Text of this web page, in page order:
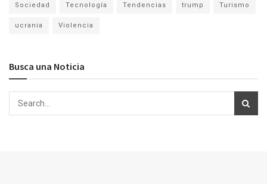
Sociedad Tecnología Tendencias trump Turismo
ucrania Violencia
Busca una Noticia